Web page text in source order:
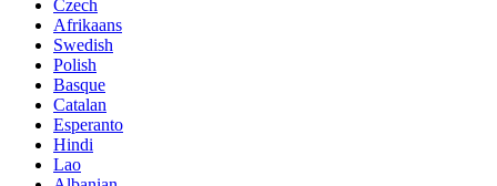
Czech
Afrikaans
Swedish
Polish
Basque
Catalan
Esperanto
Hindi
Lao